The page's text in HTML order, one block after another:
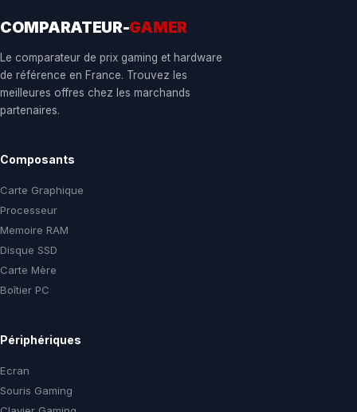
COMPARATEUR-GAMER
Le comparateur de prix gaming et hardware
de référence en France. Trouvez les
meilleures offres chez les marchands
partenaires.
Composants
Carte Graphique
Processeur
Memoire RAM
Disque SSD
Carte Mère
Boîtier PC
Périphériques
Ecran
Souris Gaming